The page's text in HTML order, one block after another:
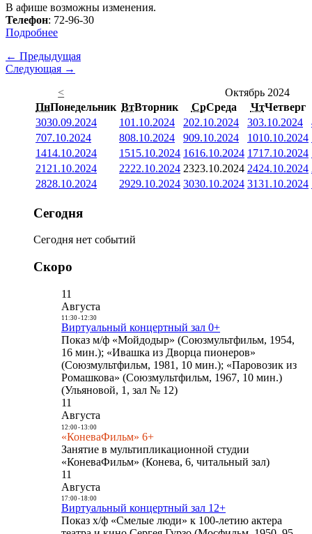
В афише возможны изменения.
Телефон: 72-96-30
Подробнее
← Предыдущая
Следующая →
<
Октябрь 2024
ПнПонедельник ВтВторник СрСреда ЧтЧетверг
3030.09.2024 101.10.2024 202.10.2024 303.10.2024
707.10.2024 808.10.2024 909.10.2024 1010.10.2024
1414.10.2024 1515.10.2024 1616.10.2024 1717.10.2024
21 21.10.2024 2222.10.2024 2323.10.2024 2424.10.2024
2828.10.2024 2929.10.2024 3030.10.2024 3131.10.2024
Сегодня
Сегодня нет событий
Скоро
11
Августа
11:30- 12:30
Виртуальный концертный зал 0+
Показ м/ф «Мойдодыр» (Союзмультфильм, 1954,
16 мин.); «Ивашка из Дворца пионеров»
(Союзмультфильм, 1981, 10 мин.); «Паровозик из
Ромашкова» (Союзмультфильм, 1967, 10 мин.)
(Ульяновой, 1, зал № 12)
11
Августа
12:00- 13:00
«КоневаФильм» 6+
Занятие в мультипликационной студии
«КоневаФильм» (Конева, 6, читальный зал)
11
Августа
17:00- 18:00
Виртуальный концертный зал 12+
Показ х/ф «Смелые люди» к 100-летию актера